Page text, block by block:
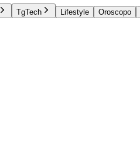
TgTech Lifestyle Oroscopo